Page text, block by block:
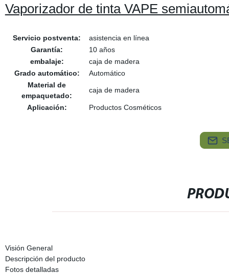
Vaporizador de tinta VAPE
Servicio postventa:
asistencia en línea
Garantía:
10 años
embalaje:
caja de madera
Grado automático:
Automático
Material de
empaquetado:
caja de madera
Aplicación: Productos Cosméticos
Visión General
Descripción del producto
Fotos detalladas